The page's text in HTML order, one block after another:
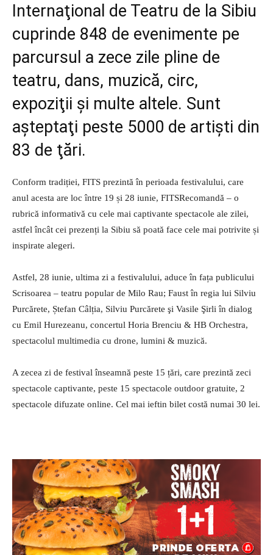
Internaţional de Teatru de la Sibiu
cuprinde 848 de evenimente pe
parcursul a zece zile pline de
teatru, dans, muzică, circ,
expoziţii şi multe altele. Sunt
aşteptaţi peste 5000 de artişti din
83 de ţări.
Conform tradiției, FITS prezintă în perioada festivalului, care
anul acesta are loc între 19 și 28 iunie, FITSRecomandă – o
rubrică informativă cu cele mai captivante spectacole ale zilei,
astfel încât cei prezenți la Sibiu să poată face cele mai potrivite și
inspirate alegeri.
Astfel, 28 iunie, ultima zi a festivalului, aduce în fața publicului
Scrisoarea – teatru popular de Milo Rau; Faust în regia lui Silviu
Purcărete, Ștefan Câlția, Silviu Purcărete şi Vasile Şirli în dialog
cu Emil Hurezeanu, concertul Horia Brenciu & HB Orchestra,
spectacolul multimedia cu drone, lumini & muzică.
A zecea zi de festival înseamnă peste 15 țări, care prezintă zeci
spectacole captivante, peste 15 spectacole outdoor gratuite, 2
spectacole difuzate online. Cel mai ieftin bilet costă numai 30 lei.